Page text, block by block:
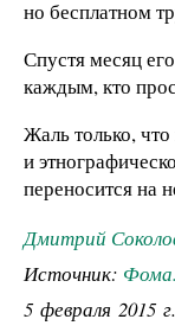
но бесплатном
Спустя месяц
каждым, кто
Жаль только,
и
переносится на
Дмитрий
Источник:
5 февраля 2015 г.